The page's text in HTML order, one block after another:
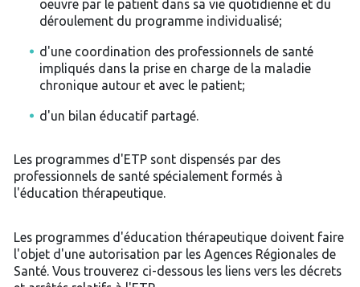
oeuvre par le patient dans sa vie quotidienne et du
déroulement du programme individualisé;
d'une coordination des professionnels de santé
impliqués dans la prise en charge de la maladie
chronique autour et avec le patient;
d'un bilan éducatif partagé.
Les programmes d'ETP sont dispensés par des
professionnels de santé spécialement formés à
l'éducation thérapeutique.
Les programmes d'éducation thérapeutique doivent faire
l'objet d'une autorisation par les Agences Régionales de
Santé. Vous trouverez ci-dessous les liens vers les décrets